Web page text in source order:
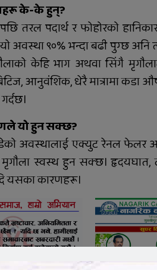
के-के हुन्?
तरल पदार्थ र फोहोरको
अवस्था ९०% भन्दा बढी पुग्छ
केहि भाग अथवा सिंगै
आनुवंशिक, धेरै मात्रामा कडा
यो हुन सक्छ?
अवस्थालाई एक्युट रेनल फेलर
स्वस्थ हुन सक्छ। हृदयघात,
यसका कारणहरू।